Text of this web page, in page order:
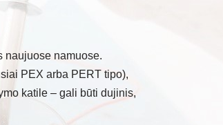
naujuose namuose.
PEX arba PERT tipo),
katile – gali būti dujinis,